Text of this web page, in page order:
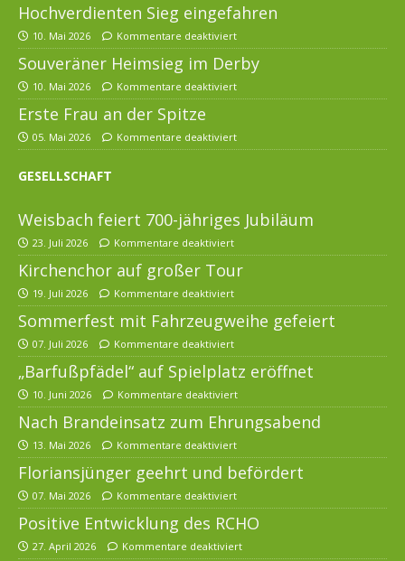
Hochverdienten Sieg eingefahren
10. Mai 2026 Kommentare deaktiviert
Souveräner Heimsieg im Derby
10. Mai 2026 Kommentare deaktiviert
Erste Frau an der Spitze
05. Mai 2026 Kommentare deaktiviert
GESELLSCHAFT
Weisbach feiert 700-jähriges Jubiläum
23. Juli 2026 Kommentare deaktiviert
Kirchenchor auf großer Tour
19. Juli 2026 Kommentare deaktiviert
Sommerfest mit Fahrzeugweihe gefeiert
07. Juli 2026 Kommentare deaktiviert
„Barfußpfädel“ auf Spielplatz eröffnet
10. Juni 2026 Kommentare deaktiviert
Nach Brandeinsatz zum Ehrungsabend
13. Mai 2026 Kommentare deaktiviert
Floriansjünger geehrt und befördert
07. Mai 2026 Kommentare deaktiviert
Positive Entwicklung des RCHO
27. April 2026 Kommentare deaktiviert